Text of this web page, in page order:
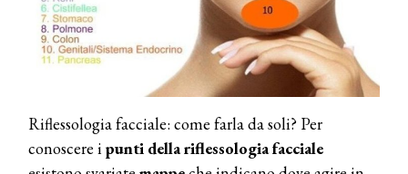
Riflessologia facciale: come farla da soli? Per
conoscere ipunti della riflessologia facciale